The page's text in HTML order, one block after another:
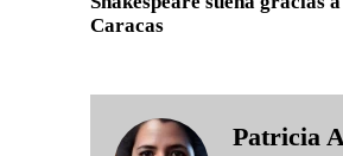
Caracas
Patricia